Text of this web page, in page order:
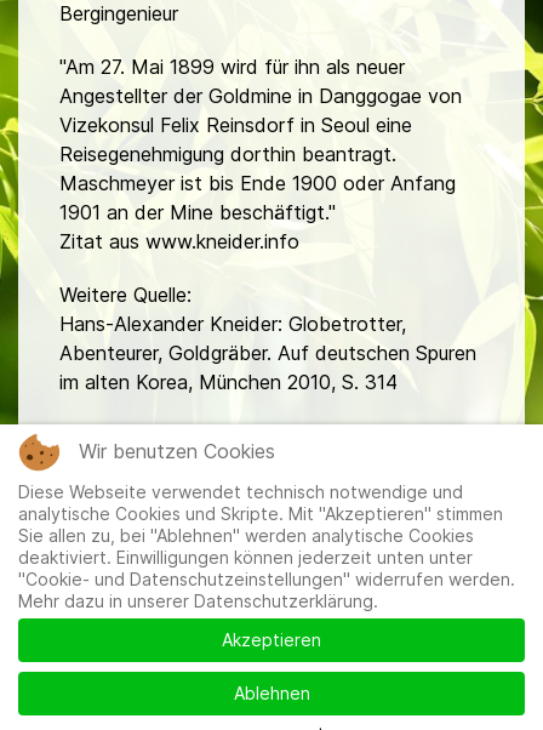
Bergingenieur
"Am 27. Mai 1899 wird für ihn als neuer
Angestellter der Goldmine in Danggogae von
Vizekonsul Felix Reinsdorf in Seoul eine
Reisegenehmigung dorthin beantragt.
Maschmeyer ist bis Ende 1900 oder Anfang
1901 an der Mine beschäftigt."
Zitat aus www.kneider.info
Weitere Quelle:
Hans-Alexander Kneider: Globetrotter,
Abenteurer, Goldgräber. Auf deutschen Spuren
im alten Korea, München 2010, S. 314
Mitglieder|Impressum|Datenschutzerklärung|Cookie-
und Datenschutzeinstellungen
Wir benutzen Cookies
Diese Webseite verwendet technisch notwendige und
analytische Cookies und Skripte. Mit "Akzeptieren" stimmen
Sie allen zu, bei "Ablehnen" werden analytische Cookies
deaktiviert. Einwilligungen können jederzeit unten unter
"Cookie- und Datenschutzeinstellungen" widerrufen werden.
Mehr dazu in unserer Datenschutzerklärung.
Akzeptieren
Ablehnen